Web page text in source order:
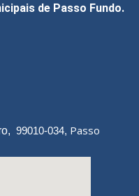
de Passo Fundo.
99010-034, Passo